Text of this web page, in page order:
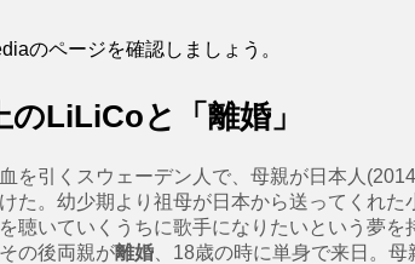
のページを確認しましょう。
のLiLiCoと「離婚」
を引くスウェーデン人で、母親が日本人
た。幼少期より祖母が日本から送ってくれた
聴いていくうちに歌手になりたいという夢を
の後両親が離婚 、18歳の時に単身で来日。